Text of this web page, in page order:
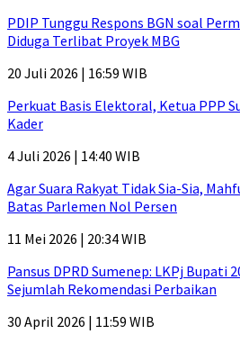
PDIP Tunggu Respons BGN soal
Diduga Terlibat Proyek MBG
20 Juli 2026 | 16:59 WIB
Perkuat Basis Elektoral, Ketua PPP
Kader
4 Juli 2026 | 14:40 WIB
Agar Suara Rakyat Tidak Sia-Sia,
Batas Parlemen Nol Persen
11 Mei 2026 | 20:34 WIB
Pansus DPRD Sumenep: LKPj Bupati
Sejumlah Rekomendasi Perbaikan
30 April 2026 | 11:59 WIB